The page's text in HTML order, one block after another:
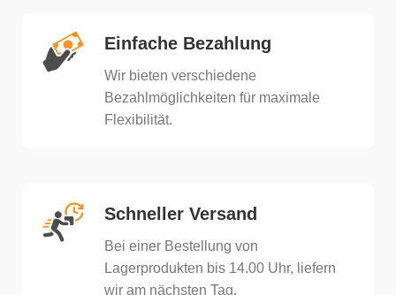
Einfache Bezahlung
Wir bieten verschiedene
Bezahlmöglichkeiten für maximale
Flexibilität.
Schneller Versand
Bei einer Bestellung von
Lagerprodukten bis 14.00 Uhr, liefern
wir am nächsten Tag.